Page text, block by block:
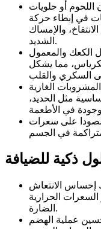
أو حلويات
في إبطاء حركة
والإمساك
الشديد.
الكعك والمعمول
مما يشكل
الغازية
مثل الحديد،
على سعرات
ذكية للضيافة
إحساس الانتعاش
الحرارية
الضارة.
عملية الهضم